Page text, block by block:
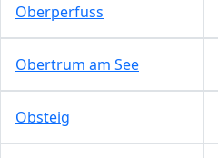
Oberperfuss
Obertrum am See
Obsteig